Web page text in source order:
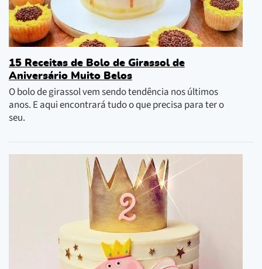
15 Receitas de Bolo de Girassol de
Aniversário Muito Belos
O bolo de girassol vem sendo tendência nos últimos
anos. E aqui encontrará tudo o que precisa para ter o
seu.